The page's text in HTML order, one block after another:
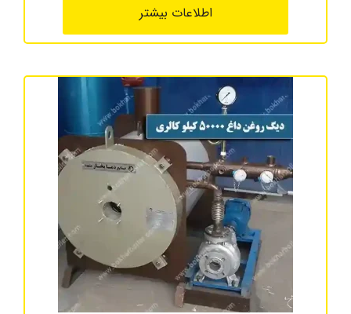
اطلاعات بیشتر